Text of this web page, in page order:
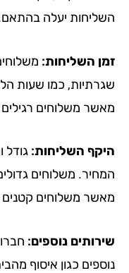
יעלה בהתאם.
השליחות:משלוחים
כמו שעות הלילה
משלוחים רגילים
השליחות:גודל
משלוחים גדולים או
משלוחים קטנים
נוספים:חברות
כגון איסוף מהבית,